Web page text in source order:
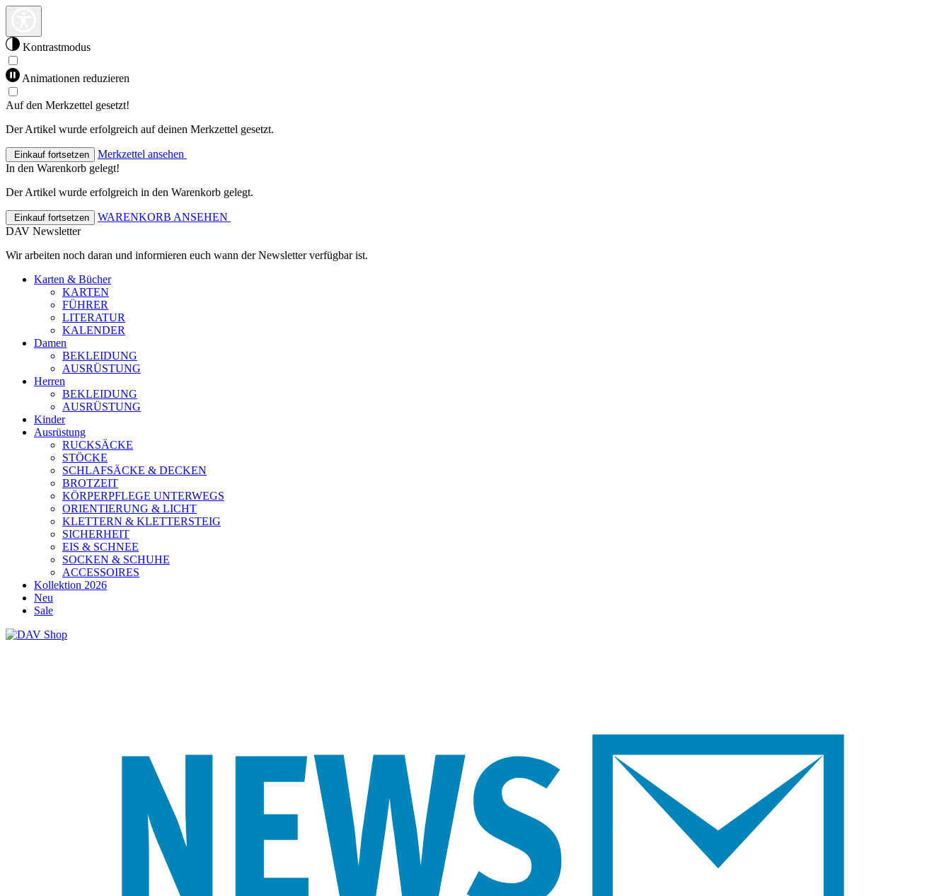
Kontrastmodus
Animationen reduzieren
Auf den Merkzettel gesetzt!
Der Artikel wurde erfolgreich auf deinen Merkzettel gesetzt.
Einkauf fortsetzen
Merkzettel ansehen
In den Warenkorb gelegt!
Der Artikel wurde erfolgreich in den Warenkorb gelegt.
Einkauf fortsetzen
WARENKORB ANSEHEN
DAV Newsletter
Wir arbeiten noch daran und informieren euch wann der Newsletter verfügbar ist.
Karten & Bücher
KARTEN
FÜHRER
LITERATUR
KALENDER
Damen
BEKLEIDUNG
AUSRÜSTUNG
Herren
BEKLEIDUNG
AUSRÜSTUNG
Kinder
Ausrüstung
RUCKSÄCKE
STÖCKE
SCHLAFSÄCKE & DECKEN
BROTZEIT
KÖRPERPFLEGE UNTERWEGS
ORIENTIERUNG & LICHT
KLETTERN & KLETTERSTEIG
SICHERHEIT
EIS & SCHNEE
SOCKEN & SCHUHE
ACCESSOIRES
Kollektion 2026
Neu
Sale